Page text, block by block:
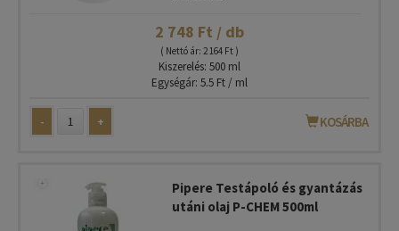
2 748 Ft / db
( Nettó ár: 2 164 Ft )
Kiszerelés: 500 ml
Egységár: 5.5 Ft / ml
- + KOSÁRBA
Pipere Testápoló és gyantázás
utáni olaj P-CHEM 500ml